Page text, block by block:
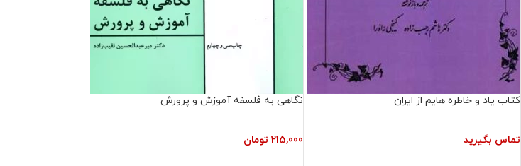
کتاب یاد و خاطره هایم از ایران
تماس بگیرید
نگاهی به فلسفه آموزش و پرورش
215,000 تومان